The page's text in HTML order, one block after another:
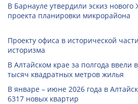
В Барнауле утвердили эскиз
проекта планировки микрорайона
Проекту офиса в исторической
историзма
В Алтайском крае за полгода ввели
тысяч квадратных метров жилья
В январе – июне 2026 года в
6317 новых квартир